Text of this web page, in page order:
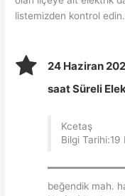
listemizden kontrol edin.
24 Haziran
saat Süreli
Kcetaş
Bilgi
beğendik mah.